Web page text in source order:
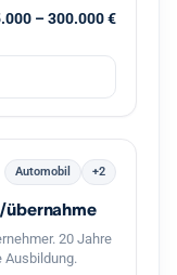
– 300.000 €
Automobil +2
übernahme
20 Jahre
Ausbildung.